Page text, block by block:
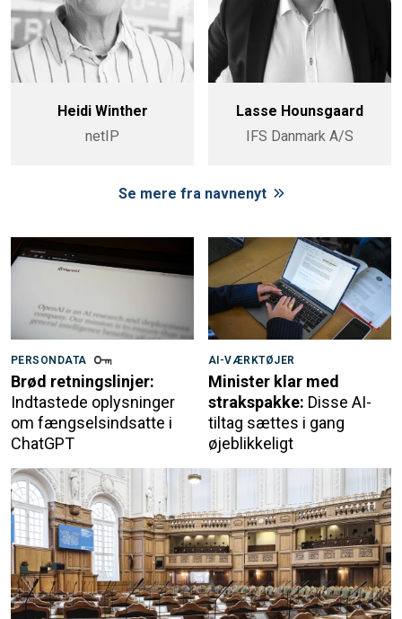
Heidi Winther
netIP
Lasse Hounsgaard
IFS Danmark A/S
Se mere fra navnenyt
PERSONDATA
Brød retningslinjer:
Indtastede oplysninger
om fængselsindsatte i
ChatGPT
AI-VÆRKTØJER
Minister klar med
strakspakke: Disse AI-
tiltag sættes i gang
øjeblikkeligt